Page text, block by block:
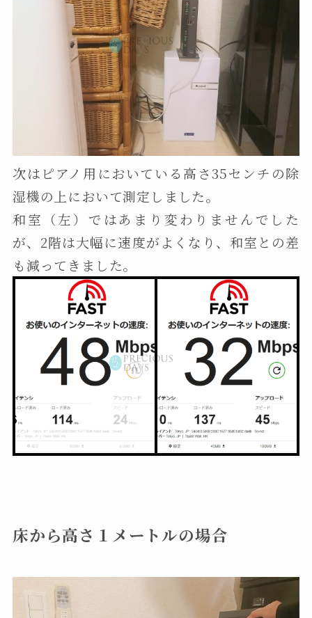
次はピアノ用においている高さ35センチの除
湿機の上において測定しました。
和室（左）ではあまり変わりませんでした
が、2階は大幅に速度がよくなり、和室との差
も減ってきました。
床から高さ１メートルの場合